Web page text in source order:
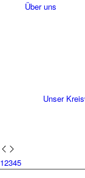
Über uns
Unser
12345